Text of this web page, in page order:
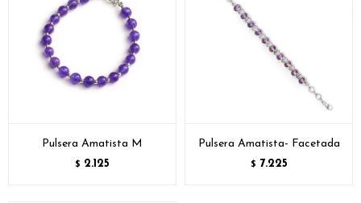
Pulsera Amatista M
$ 2.125
Pulsera Amatista- Facetada
$ 7.225